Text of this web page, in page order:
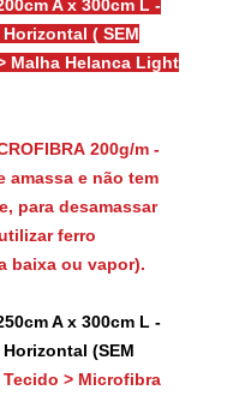
A x 300cm L -
( SEM
Malha Helanca Light
200g/m -
amassa e não tem
para desamassar
ferro
baixa ou vapor).
A x 300cm L -
(SEM
Tecido > Microfibra